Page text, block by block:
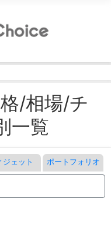
/相場/チ
一覧
ジェット ポートフォリオ